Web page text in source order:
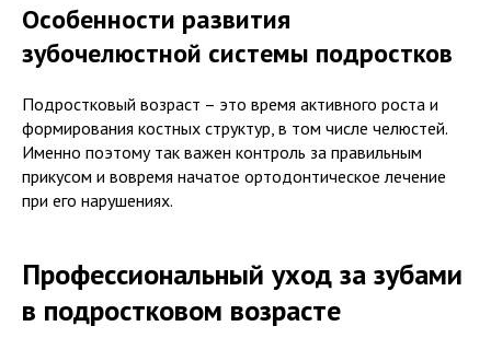
Особенности развития
зубочелюстной системы подростков
Подростковый возраст – это время активного роста и
формирования костных структур, в том числе челюстей.
Именно поэтому так важен контроль за правильным
прикусом и вовремя начатое ортодонтическое лечение
при его нарушениях.
Профессиональный уход за зубами
в подростковом возрасте